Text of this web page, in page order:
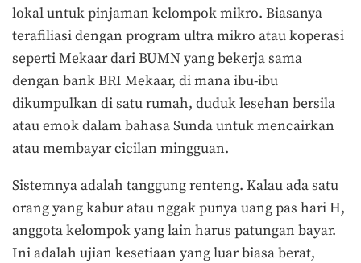
lokal untuk pinjaman kelompok mikro. Biasanya
terafiliasi dengan program ultra mikro atau koperasi
seperti Mekaar dari BUMN yang bekerja sama
dengan bank BRI Mekaar, di mana ibu-ibu
dikumpulkan di satu rumah, duduk lesehan bersila
atau emok dalam bahasa Sunda untuk mencairkan
atau membayar cicilan mingguan.
Sistemnya adalah tanggung renteng. Kalau ada satu
orang yang kabur atau nggak punya uang pas hari H,
anggota kelompok yang lain harus patungan bayar.
Ini adalah ujian kesetiaan yang luar biasa berat,